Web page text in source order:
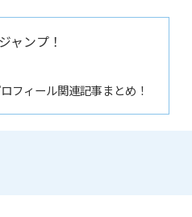
ャンプ！
フィール関連記事まとめ！